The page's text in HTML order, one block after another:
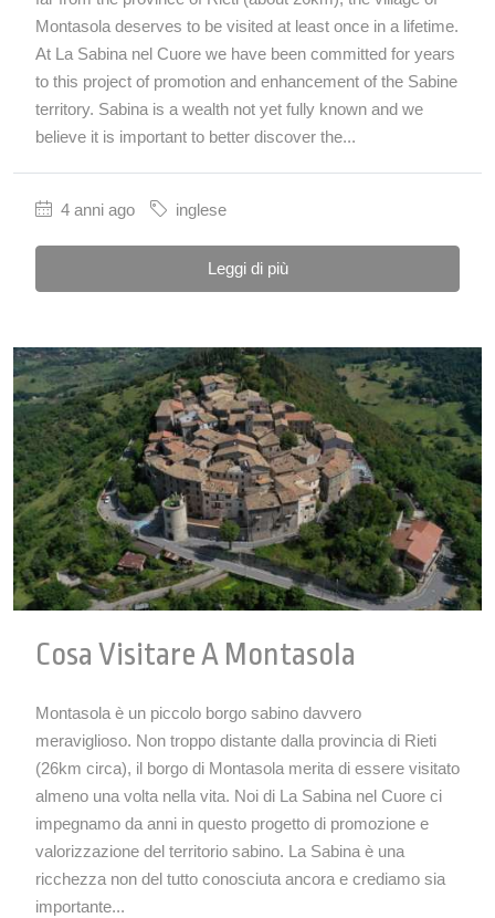
Montasola deserves to be visited at least once in a lifetime.
At La Sabina nel Cuore we have been committed for years
to this project of promotion and enhancement of the Sabine
territory. Sabina is a wealth not yet fully known and we
believe it is important to better discover the...
4 anni ago inglese
Leggi di più
Cosa Visitare A Montasola
Montasola è un piccolo borgo sabino davvero
meraviglioso. Non troppo distante dalla provincia di Rieti
(26km circa), il borgo di Montasola merita di essere visitato
almeno una volta nella vita. Noi di La Sabina nel Cuore ci
impegnamo da anni in questo progetto di promozione e
valorizzazione del territorio sabino. La Sabina è una
ricchezza non del tutto conosciuta ancora e crediamo sia
importante...